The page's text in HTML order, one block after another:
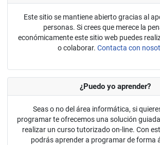
Este sitio se mantiene abierto gracias al
personas. Si crees que merece la
económicamente este sitio web puedes
o colaborar. Contacta con
¿Puedo yo aprender?
Seas o no del área informática, si
programar te ofrecemos una solución
realizar un curso tutorizado on-line. Con
podrás aprender a programar de forma